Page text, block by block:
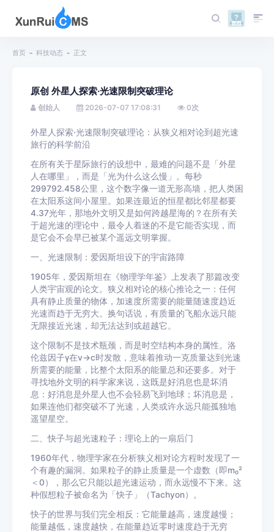
首页 科技动态 正文
原创 外星人探索·光速限制突破理论
创始人 2026-07-07 17:08:31 0次
外星人探索·光速限制突破理论：从狭义相对论到超光速
旅行的科学前沿
在所有关于星际旅行的设想中，最难的问题不是「外星
人在哪里」，而是「光为什么这么慢」。每秒
299792.458公里，这个数字像一道无形高墙，把人类困
在太阳系这间小屋里。如果连最近的恒星都比邻星都要
4.37光年，那地外文明又是如何跨越星海的？在所有关
于超光速的理论中，最令人着迷的不是它能否实现，而
是它会不会早已被某个遥远文明掌握。
一、光速限制：爱因斯坦设下的宇宙路障
1905年，爱因斯坦在《物理学年鉴》上发表了那篇改变
人类宇宙观的论文。狭义相对论的核心推论之一：任何
具有静止质量的物体，加速度所需要的能量随速度趋近
光速而趋于无穷大。换句话说，有质量的飞船永远只能
无限接近光速，却无法达到或超越它。
这个限制不是技术瓶颈，而是时空结构本身的属性。洛
伦兹因子γ在v→c时发散，意味着推动一克质量达到光速
所需要的能量，比整个太阳系的能量总和还要多。对于
寻找地外文明的科学家来说，这既是好消息也是坏消
息：好消息是外星人也不会轻易飞到地球；坏消息是，
如果连他们都突破不了光速，人类或许永远只能孤独地
遥望星空。
二、快子与超光速粒子：理论上的一扇后门
1960年代，物理学家在分析狭义相对论方程时发现了一
个有趣的漏洞。如果粒子的静止质量是一个虚数（即m₀²
＜0），那么它只能以超光速运动，而永远慢不下来。这
种假想粒子被命名为「快子」（Tachyon）。
快子的世界与我们完全相反：它能量越高，速度越慢；
能量越低，速度越快，在能量趋近零时速度趋于无穷